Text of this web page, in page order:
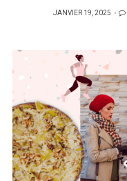
PUBLIÉ
JANVIER 19, 2025